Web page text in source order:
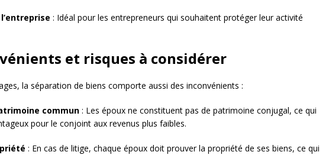
: Idéal pour les entrepreneurs qui souhaitent protéger leur activité
et risques à considérer
la séparation de biens comporte aussi des inconvénients :
commun : Les époux ne constituent pas de patrimoine conjugal, ce qui
pour le conjoint aux revenus plus faibles.
: En cas de litige, chaque époux doit prouver la propriété de ses biens, ce qui